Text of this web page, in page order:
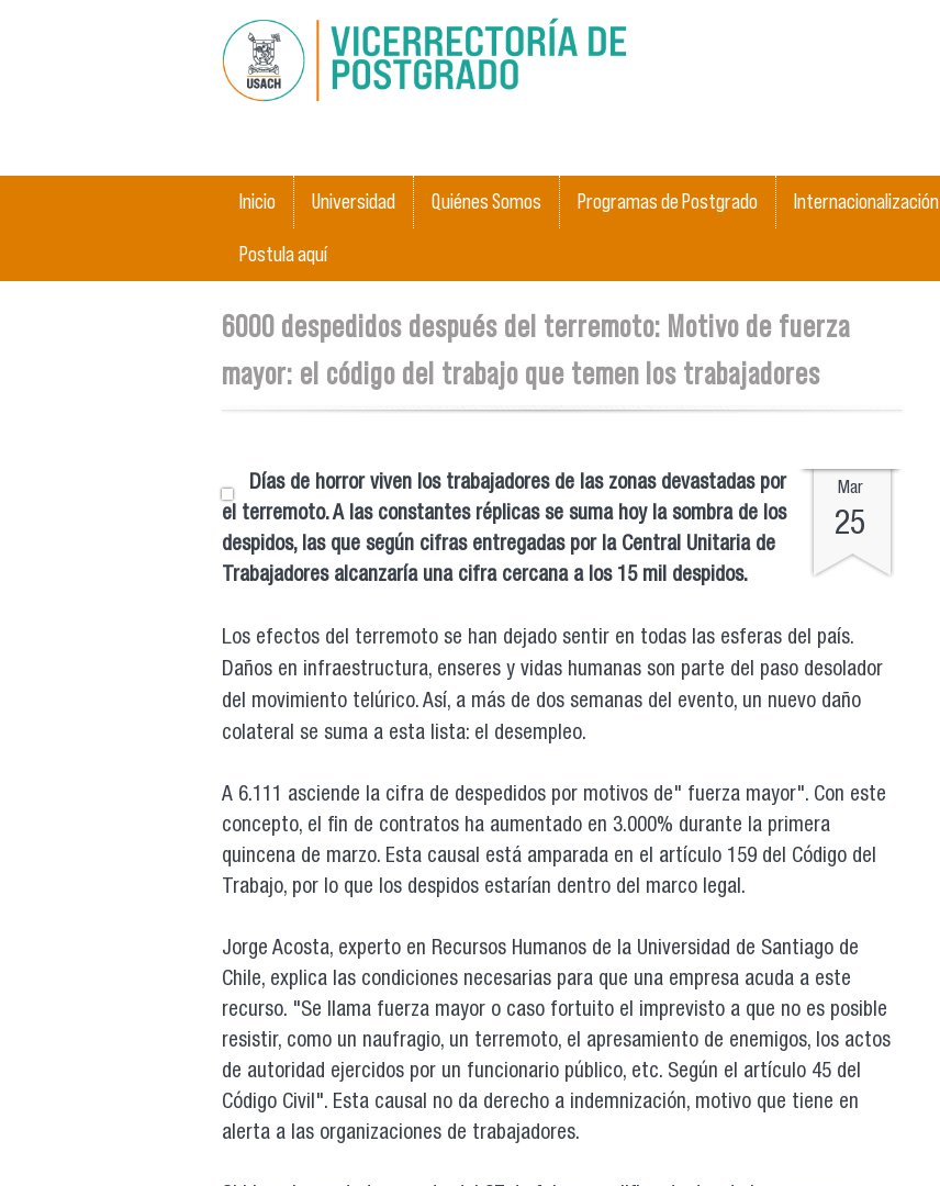
Main menu
Inicio Universidad Quiénes Somos Programas de Postgrado Internacionalización
Postula aquí
You are here
6000 despedidos después del terremoto: Motivo de fuerza
mayor: el código del trabajo que temen los trabajadores
Mar
25
Días de horror viven los trabajadores de las zonas devastadas por
el terremoto. A las constantes réplicas se suma hoy la sombra de los
despidos, las que según cifras entregadas por la Central Unitaria de
Trabajadores alcanzaría una cifra cercana a los 15 mil despidos.
Los efectos del terremoto se han dejado sentir en todas las esferas del país.
Daños en infraestructura, enseres y vidas humanas son parte del paso desolador
del movimiento telúrico. Así, a más de dos semanas del evento, un nuevo daño
colateral se suma a esta lista: el desempleo.
A 6.111 asciende la cifra de despedidos por motivos de" fuerza mayor". Con este
concepto, el fin de contratos ha aumentado en 3.000% durante la primera
quincena de marzo. Esta causal está amparada en el artículo 159 del Código del
Trabajo, por lo que los despidos estarían dentro del marco legal.
Jorge Acosta, experto en Recursos Humanos de la Universidad de Santiago de
Chile, explica las condiciones necesarias para que una empresa acuda a este
recurso. "Se llama fuerza mayor o caso fortuito el imprevisto a que no es posible
resistir, como un naufragio, un terremoto, el apresamiento de enemigos, los actos
de autoridad ejercidos por un funcionario público, etc. Según el artículo 45 del
Código Civil". Esta causal no da derecho a indemnización, motivo que tiene en
alerta a las organizaciones de trabajadores.